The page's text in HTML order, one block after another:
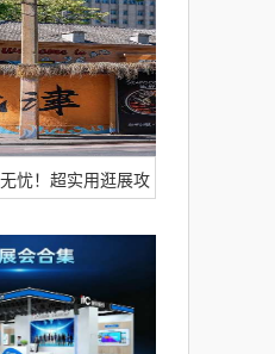
忧！超实用逛展攻
保伦股份与您不见
散~